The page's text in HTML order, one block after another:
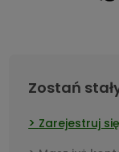
Zostań
Zarejestruj